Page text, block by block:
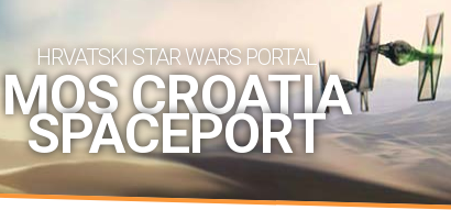
HRVATSKI STAR WARS PORTAL
MOS CROATIA
SPACEPORT